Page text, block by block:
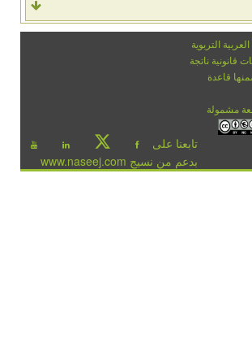
التربوية
قانونية ناتجة
قاعدة
مشمولة
تابعنا على
بدعم من نسيج www.naseej.com